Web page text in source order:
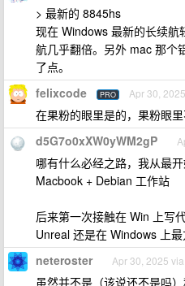
> 最新的 8845hs
现在 Windows 最新的长续
航几乎翻倍。另外 mac 那个
了点。
felixcode PRO Apr 30,
在果粉的眼里是的，果粉眼
d5G7o0xXW0yWM2gP
哪有什么必经之路，我从最
Macbook + Debian 工作站
后来第一次接触在 Win 上写
Unreal 还是在 Windows 上
neteroster Apr 30, 2025
虽然并不是（该说还不是吗